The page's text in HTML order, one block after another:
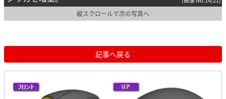
縦スクロールで次の写真へ
記事へ戻る